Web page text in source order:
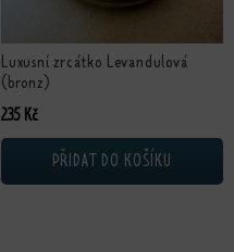
Luxusní zrcátko Levandulová
(bronz)
235 Kč
PŘIDAT DO KOŠÍKU